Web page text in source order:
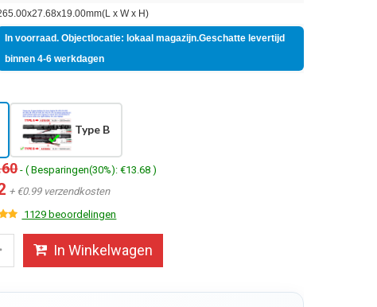
x W x H)
In voorraad. Objectlocatie: lokaal magazijn.Geschatte levertijd
binnen 4-6 werkdagen
Type B
- ( Besparingen(30%): €13.68 )
+ €0.99 verzendkosten
1129 beoordelingen
In Winkelwagen